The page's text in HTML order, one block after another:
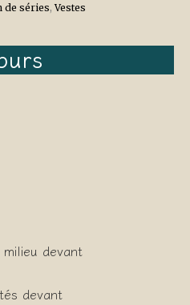
de séries,Vestes
devant
devant